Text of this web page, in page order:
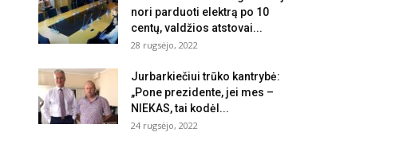
nori parduoti elektrą po 10
centų, valdžios atstovai...
28 rugsėjo, 2022
Jurbarkiečiui trūko kantrybė:
„Pone prezidente, jei mes –
NIEKAS, tai kodėl...
24 rugsėjo, 2022